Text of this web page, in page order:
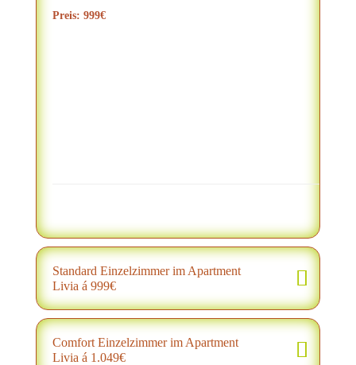
Preis: 999€
Standard Einzelzimmer im Apartment
Livia á 999€
Comfort Einzelzimmer im Apartment
Livia á 1.049€